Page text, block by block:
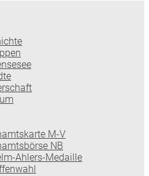
M-V
NB
Ahlers-Medaille